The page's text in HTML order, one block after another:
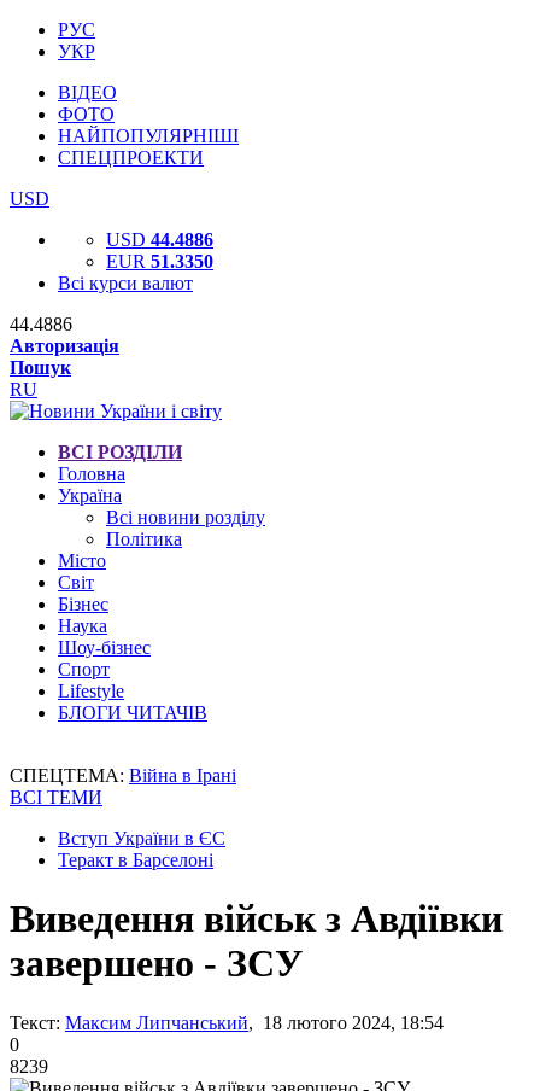
РУС
УКР
ВІДЕО
ФОТО
НАЙПОПУЛЯРНІШІ
СПЕЦПРОЕКТИ
USD
USD 44.4886
EUR 51.3350
Всі курси валют
44.4886
Авторизація
Пошук
RU
ВСІ РОЗДІЛИ
Головна
Україна
Всі новини розділу
Політика
Місто
Світ
Бізнес
Наука
Шоу-бізнес
Спорт
Lifestyle
БЛОГИ ЧИТАЧІВ
СПЕЦТЕМА: Війна в Ірані
ВСІ ТЕМИ
Вступ України в ЄС
Теракт в Барселоні
Виведення військ з Авдіївки
завершено - ЗСУ
Текст: Максим Липчанський, 18 лютого 2024, 18:54
0
8239